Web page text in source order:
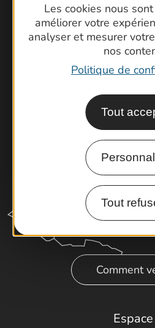
Les cookies nous
améliorer votre
analyser et mesurer
nos
Politique de
Tout
Tout
Foire aux
Cartoguides et
Latitude
Comment